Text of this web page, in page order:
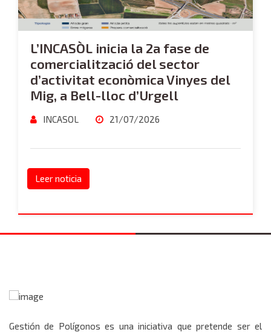
L’INCASÒL inicia la 2a fase de
comercialització del sector
d’activitat econòmica Vinyes del
Mig, a Bell-lloc d’Urgell
INCASOL 21/07/2026
Leer noticia
Gestión de Polígonos es una iniciativa que pretende ser el